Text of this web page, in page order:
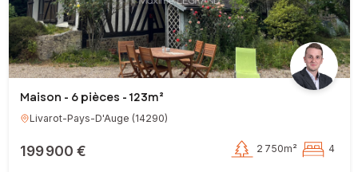
Maison - 6 pièces - 123m²
Livarot-Pays-D'Auge (14290)
199 900 € 2 750m² 4